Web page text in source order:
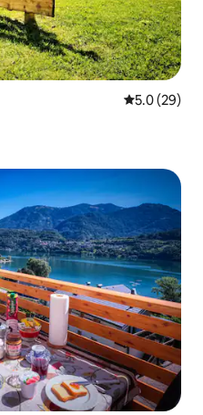
คะแนนเฉลี่ย
5.0 (29)